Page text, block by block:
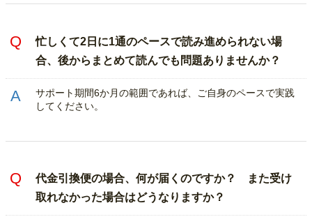
忙しくて2日に1通のペースで読み進められない場
合、後からまとめて読んでも問題ありませんか？
サポート期間6か月の範囲であれば、ご自身のペースで実践
してください。
代金引換便の場合、何が届くのですか？ また受け
取れなかった場合はどうなりますか？